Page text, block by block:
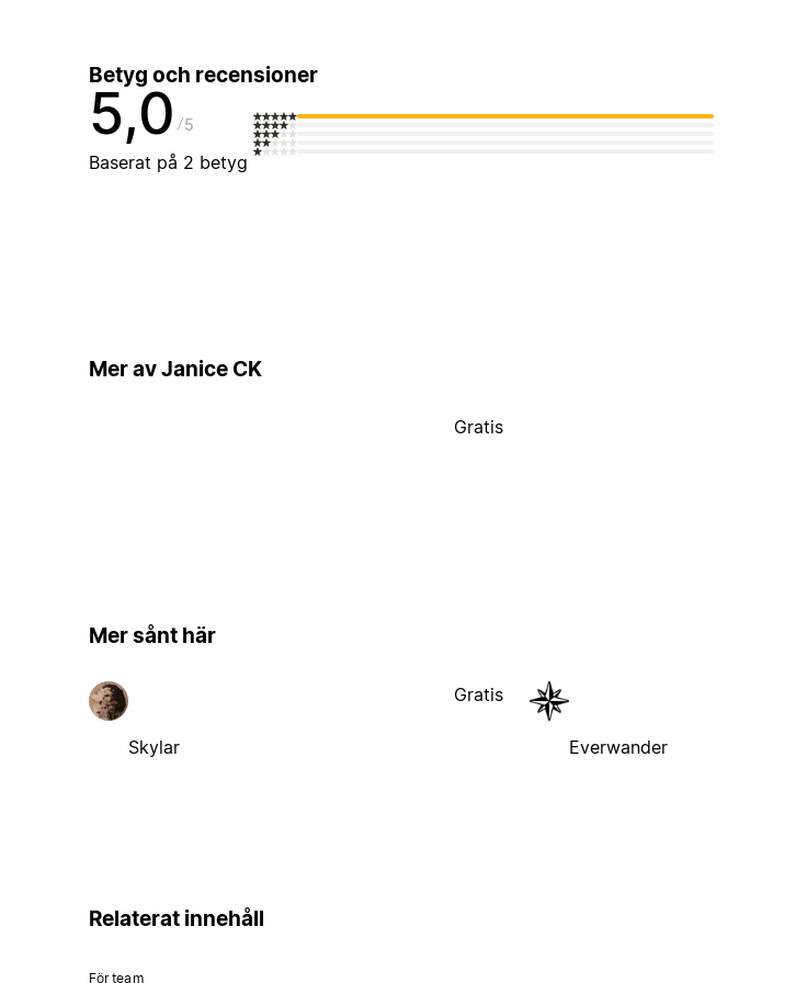
Betyg och recensioner
5,0 5
Baserat på 2 betyg
Mer av Janice CK
Gratis
Mer sånt här
Skylar
Gratis
Everwander
Relaterat innehåll
För team